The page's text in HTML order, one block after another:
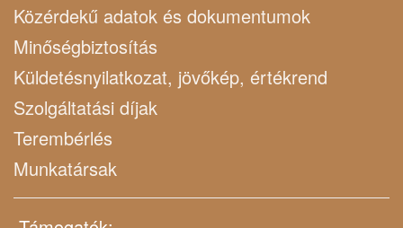
Közérdekű adatok és dokumentumok
Minőségbiztosítás
Küldetésnyilatkozat, jövőkép, értékrend
Szolgáltatási díjak
Terembérlés
Munkatársak